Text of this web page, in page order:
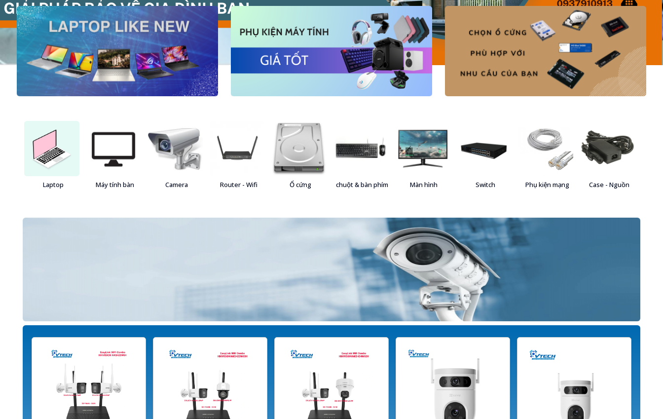
Laptop Máy tính bàn Camera Router - Wifi Ổ cứng chuột & bàn phím Màn hình Switch Phụ kiện mạng Case - Nguồn